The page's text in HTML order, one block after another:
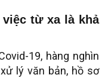
từ xa là khả
19, hàng nghìn
lý văn bản, hồ sơ